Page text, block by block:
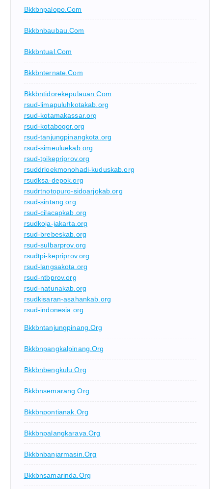
Bkkbnpalopo.com
Bkkbnbaubau.com
Bkkbntual.com
Bkkbnternate.com
Bkkbntidorekepulauan.com
rsud-limapuluhkotakab.org
rsud-kotamakassar.org
rsud-kotabogor.org
rsud-tanjungpinangkota.org
rsud-simeuluekab.org
rsud-tpikepriprov.org
rsuddrloekmonohadi-kuduskab.org
rsudksa-depok.org
rsudrtnotopuro-sidoarjokab.org
rsud-sintang.org
rsud-cilacapkab.org
rsudkoja-jakarta.org
rsud-brebeskab.org
rsud-sulbarprov.org
rsudtpi-kepriprov.org
rsud-langsakota.org
rsud-ntbprov.org
rsud-natunakab.org
rsudkisaran-asahankab.org
rsud-indonesia.org
Bkkbntanjungpinang.org
Bkkbnpangkalpinang.org
Bkkbnbengkulu.org
Bkkbnsemarang.org
Bkkbnpontianak.org
Bkkbnpalangkaraya.org
Bkkbnbanjarmasin.org
Bkkbnsamarinda.org